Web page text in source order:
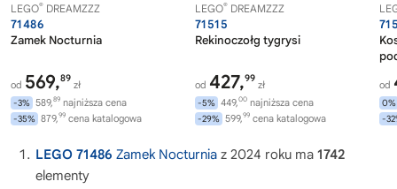
LEGO® DREAMZZZ
71486
Zamek Nocturnia
od 569,89
zł
-3% 589,89 najniższa cena
-35% 879,99 cena katalogowa
LEGO® DREAMZZZ
71515
Rekinoczołg tygrysi
od 427,99
zł
-5% 449,00 najniższa cena
-29% 599,99 cena katalogowa
od
0%
-
LEGO 71486 Zamek Nocturnia z 2024 roku ma 1742
elementy